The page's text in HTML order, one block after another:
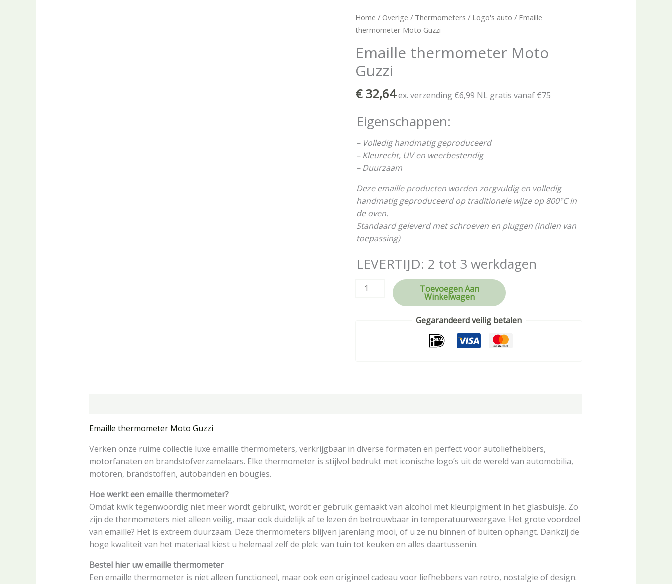
Home /Overige / Thermometers / Logo's auto / Emaille
thermometer Moto Guzzi
Emaille thermometer Moto
Guzzi
€32,64ex. verzending €6,99 NL gratis vanaf €75
Eigenschappen:
– Volledig handmatig geproduceerd
– Kleurecht, UV en weerbestendig
– Duurzaam
Deze emaille producten worden zorgvuldig en volledig
handmatig geproduceerd op traditionele wijze op 800°C in
de oven.
Standaard geleverd met schroeven en pluggen (indien van
toepassing)
LEVERTIJD: 2 tot 3 werkdagen
Emaille
thermometer
Guzzi
aantal
Toevoegen Aan
Winkelwagen
Gegarandeerd veilig betalen
Emaille thermometer Moto Guzzi
Verken onze ruime collectie luxe emaille thermometers, verkrijgbaar in diverse formaten en perfect voor autoliefhebbers,
motorfanaten en brandstofverzamelaars. Elke thermometer is stijlvol bedrukt met iconische logo’s uit de wereld van automobilia,
motoren, brandstoffen, autobanden en bougies.
Hoe werkt een emaille thermometer?
Omdat kwik tegenwoordig niet meer wordt gebruikt, wordt er gebruik gemaakt van alcohol met kleurpigment in het glasbuisje. Zo
zijn de thermometers niet alleen veilig, maar ook duidelijk af te lezen én betrouwbaar in temperatuurweergave. Het grote voordeel
van emaille? Het is extreem duurzaam. Deze thermometers blijven jarenlang mooi, of u ze nu binnen of buiten ophangt. Dankzij de
hoge kwaliteit van het materiaal kiest u helemaal zelf de plek: van tuin tot keuken en alles daartussenin.
Bestel hier uw emaille thermometer
Een emaille thermometer is niet alleen functioneel, maar ook een origineel cadeau voor liefhebbers van retro, nostalgie of design.